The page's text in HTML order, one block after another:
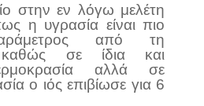
στην εν λόγω μελέτη
η υγρασία είναι πιο
από τη
καθώς σε ίδια και
αλλά σε
ο ιός επιβίωσε για 6